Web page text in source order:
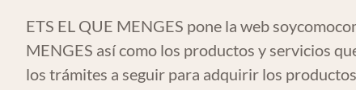
ETS EL QUE MENGES pone la web
MENGES así como los productos y servicios
los trámites a seguir para adquirir los